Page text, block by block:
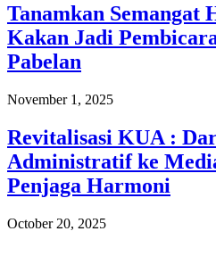
Tanamkan
Kakan Jadi
Pabelan
November 1, 2025
Revitalisasi KUA :
Administratif ke
Penjaga Harmoni
October 20, 2025